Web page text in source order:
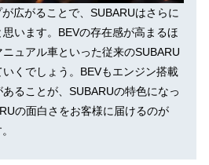
広がることで、SUBARUはさらに
います。BEVの存在感が高まるほ
ュアル車といった従来のSUBARU
くでしょう。BEVもエンジン搭載
ることが、SUBARUの特色になっ
の面白さをお客様に届けるのが